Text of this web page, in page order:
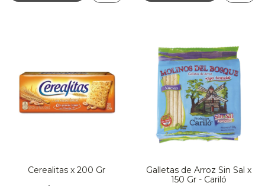
Cerealitas x 200 Gr
Galletas de Arroz Sin Sal x
150 Gr - Cariló